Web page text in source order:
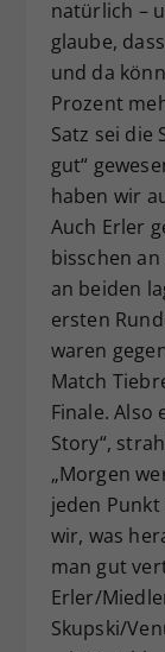
natürlich –
glaube,
und da
Prozent
Satz sei die
gut“
haben wir
Auch Erler
bisschen an
an beiden
ersten
waren
Match
Finale.
Story“,
„Morgen
jeden
wir, was
man gut
Erler/
Skupski/